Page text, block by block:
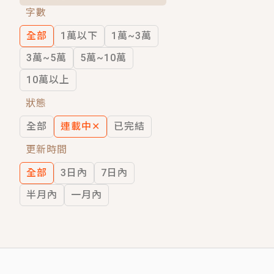
穿越｜《穿越遠古後成了野人娘子》你
字數
全部
1萬以下
1萬~3萬
3萬~5萬
5萬~10萬
10萬以上
狀態
全部
連載中 ✕
已完結
更新時間
全部
3日內
7日內
半月內
一月內